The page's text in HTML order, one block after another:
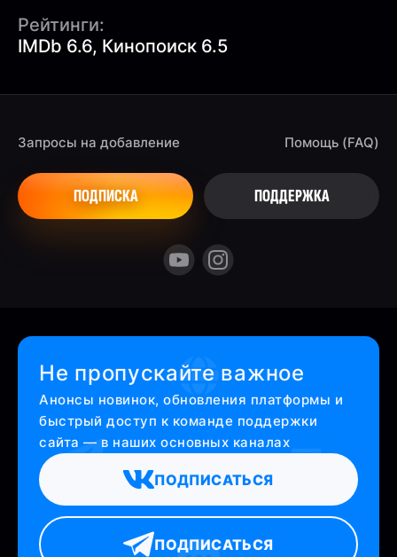
Рейтинги:
IMDb 6.6, Кинопоиск 6.5
Запросы на добавление
ПОДПИСКА
Помощь (FAQ)
ПОДДЕРЖКА
Не пропускайте важное
Анонсы новинок, обновления платформы и
быстрый доступ к команде поддержки
сайта — в наших основных каналах
ПОДПИСАТЬСЯ
ПОДПИСАТЬСЯ